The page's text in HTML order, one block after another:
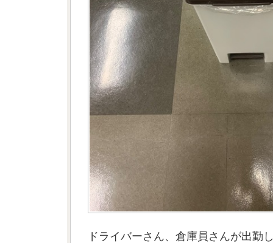
ドライバーさん、倉庫員さんが出勤